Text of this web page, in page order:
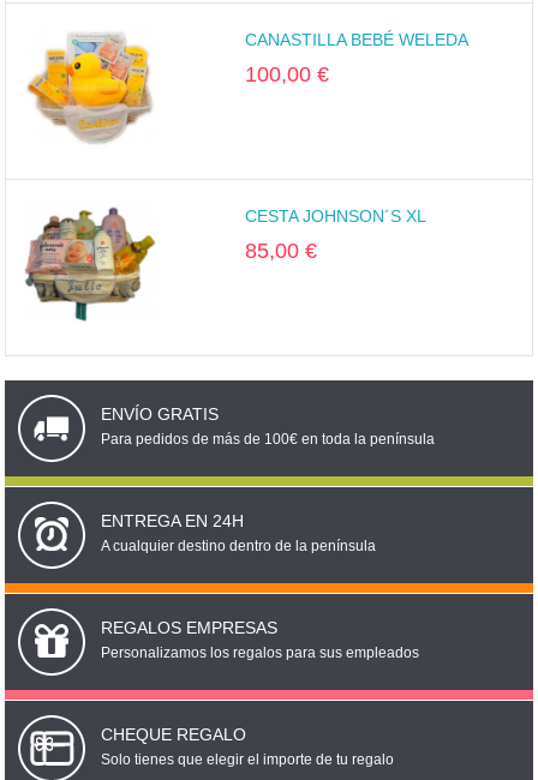
CANASTILLA BEBÉ WELEDA
100,00 €
CESTA JOHNSON´S XL
85,00 €
ENVÍO GRATIS
Para pedidos de más de 100€ en toda la península
ENTREGA EN 24H
A cualquier destino dentro de la península
REGALOS EMPRESAS
Personalizamos los regalos para sus empleados
CHEQUE REGALO
Solo tienes que elegir el importe de tu regalo